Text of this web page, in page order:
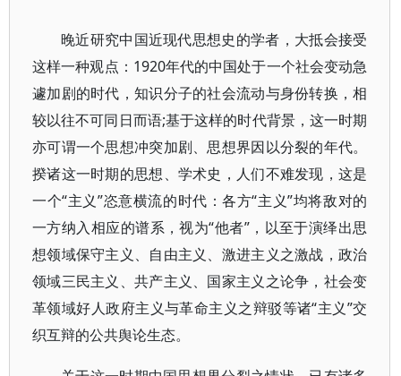
晚近研究中国近现代思想史的学者，大抵会接受
这样一种观点：1920年代的中国处于一个社会变动急
遽加剧的时代，知识分子的社会流动与身份转换，相
较以往不可同日而语;基于这样的时代背景，这一时期
亦可谓一个思想冲突加剧、思想界因以分裂的年代。
揆诸这一时期的思想、学术史，人们不难发现，这是
一个“主义”恣意横流的时代：各方“主义”均将敌对的
一方纳入相应的谱系，视为“他者”，以至于演绎出思
想领域保守主义、自由主义、激进主义之激战，政治
领域三民主义、共产主义、国家主义之论争，社会变
革领域好人政府主义与革命主义之辩驳等诸“主义”交
织互辩的公共舆论生态。